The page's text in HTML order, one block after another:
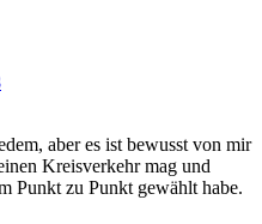
aber es ist bewusst von mir
Kreisverkehr mag und
Punkt zu Punkt gewählt habe.